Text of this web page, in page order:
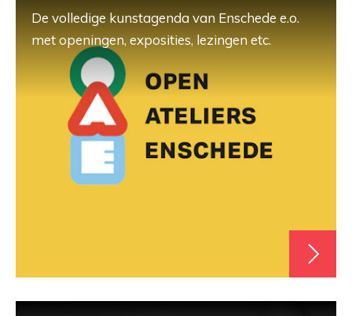
De volledige kunstagenda van Enschede e.o.
met openingen, exposities, lezingen etc.